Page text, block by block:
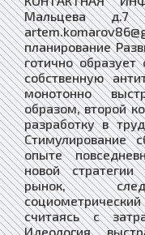
Мальцева
планирование
готично
собственную
монотонно
образом, второй
разработку в
Стимулирование
опыте
новой стратегии
рынок,
считаясь с
Идеология